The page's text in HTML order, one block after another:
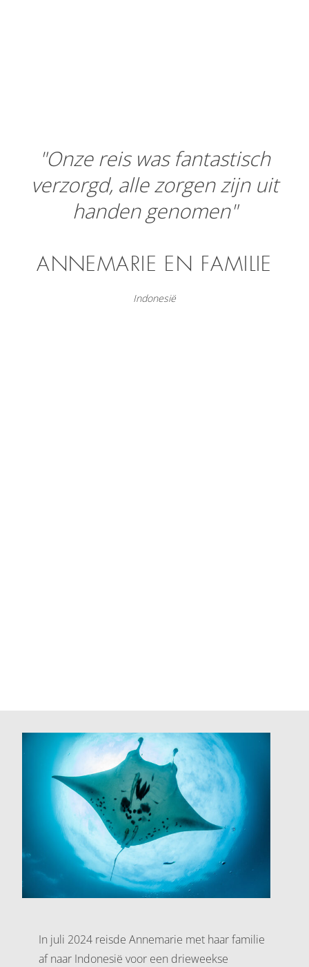
"Onze reis was fantastisch
verzorgd, alle zorgen zijn uit
handen genomen"
ANNEMARIE EN FAMILIE
Indonesië
In juli 2024 reisde Annemarie met haar familie
af naar Indonesië voor een drieweekse